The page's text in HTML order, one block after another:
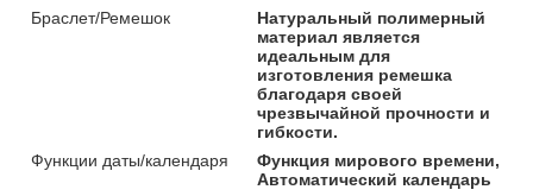
Браслет/Ремешок
Натуральный полимерный
материал является
идеальным для
изготовления ремешка
благодаря своей
чрезвычайной прочности и
гибкости.
Функции даты/календаря
Функция мирового времени,
Автоматический календарь